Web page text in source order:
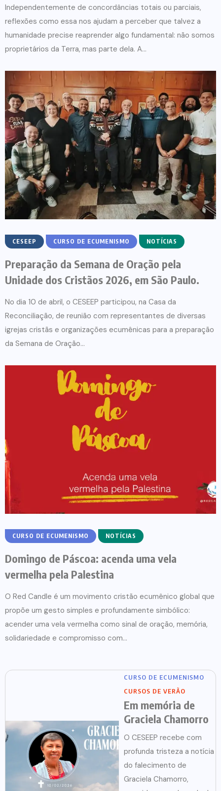
Independentemente de concordâncias totais ou parciais,
reflexões como essa nos ajudam a perceber que talvez a
humanidade precise reaprender algo fundamental: não somos
proprietários da Terra, mas parte dela. A...
CESEEP CURSO DE ECUMENISMO NOTÍCIAS
Preparação da Semana de Oração pela
Unidade dos Cristãos 2026, em São Paulo.
No dia 10 de abril, o CESEEP participou, na Casa da
Reconciliação, de reunião com representantes de diversas
igrejas cristãs e organizações ecumênicas para a preparação
da Semana de Oração...
CURSO DE ECUMENISMO NOTÍCIAS
Domingo de Páscoa: acenda uma vela
vermelha pela Palestina
O Red Candle é um movimento cristão ecumênico global que
propõe um gesto simples e profundamente simbólico:
acender uma vela vermelha como sinal de oração, memória,
solidariedade e compromisso com...
CURSO DE ECUMENISMO
CURSOS DE VERÃO
Em memória de
Graciela Chamorro
O CESEEP recebe com
profunda tristeza a notícia
do falecimento de
Graciela Chamorro,